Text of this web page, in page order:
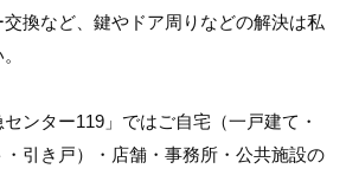
交換など、鍵やドア周りなどの解決は私
ンター119」ではご自宅（一戸建て・
引き戸）・店舗・事務所・公共施設の